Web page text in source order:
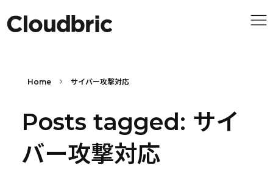
Home サイバー攻撃対応
Posts tagged: サイ
バー攻撃対応